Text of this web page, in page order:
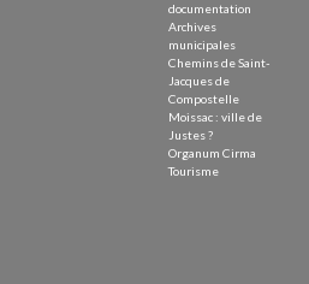
documentation
Archives
municipales
Chemins de Saint-
Jacques de
Compostelle
Moissac : ville de
Justes ?
Organum Cirma
Tourisme